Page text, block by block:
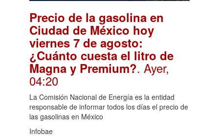
Precio de la gasolina en
Ciudad de México hoy
viernes 7 de agosto:
¿Cuánto cuesta el litro de
Magna y Premium?. Ayer,
04:20
La Comisión Nacional de Energía es la entidad
responsable de informar todos los días el precio de
las gasolinas en México
Infobae